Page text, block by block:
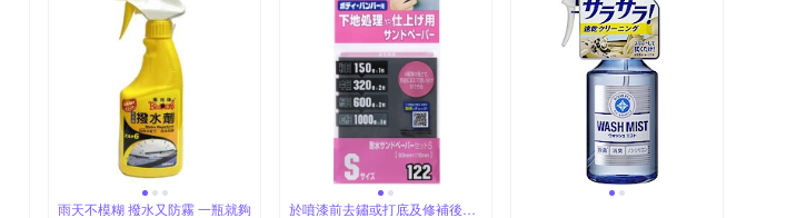
雨天不模糊 撥水又防霧 一瓶就夠 於噴漆前去鏽或打底及修補後的